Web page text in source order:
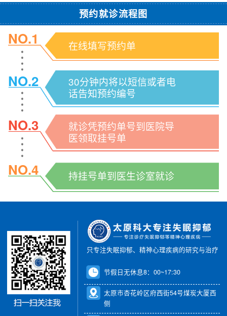
预约就诊流程图
NO.1 在线填写预约单
NO.2
30分钟内将以短信或者电
话告知预约编号
NO.3
就诊凭预约单号到医院导
医领取挂号单
NO.4 持挂号单到医生诊室就诊
只专注失眠抑郁、精神心理疾病的研究与治疗
节假日无休息8：00~17:30
太原市杏花岭区府西街54号煤炭大厦西
侧